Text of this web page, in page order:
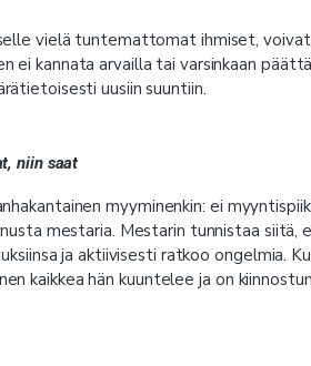
vielä tuntemattomat ihmiset,
ei kannata arvailla tai varsinkaan
uusiin suuntiin.
niin saat
myyminenkin: ei
mestaria. Mestarin tunnistaa siitä,
ja aktiivisesti ratkoo ongelmia.
kaikkea hän kuuntelee ja on